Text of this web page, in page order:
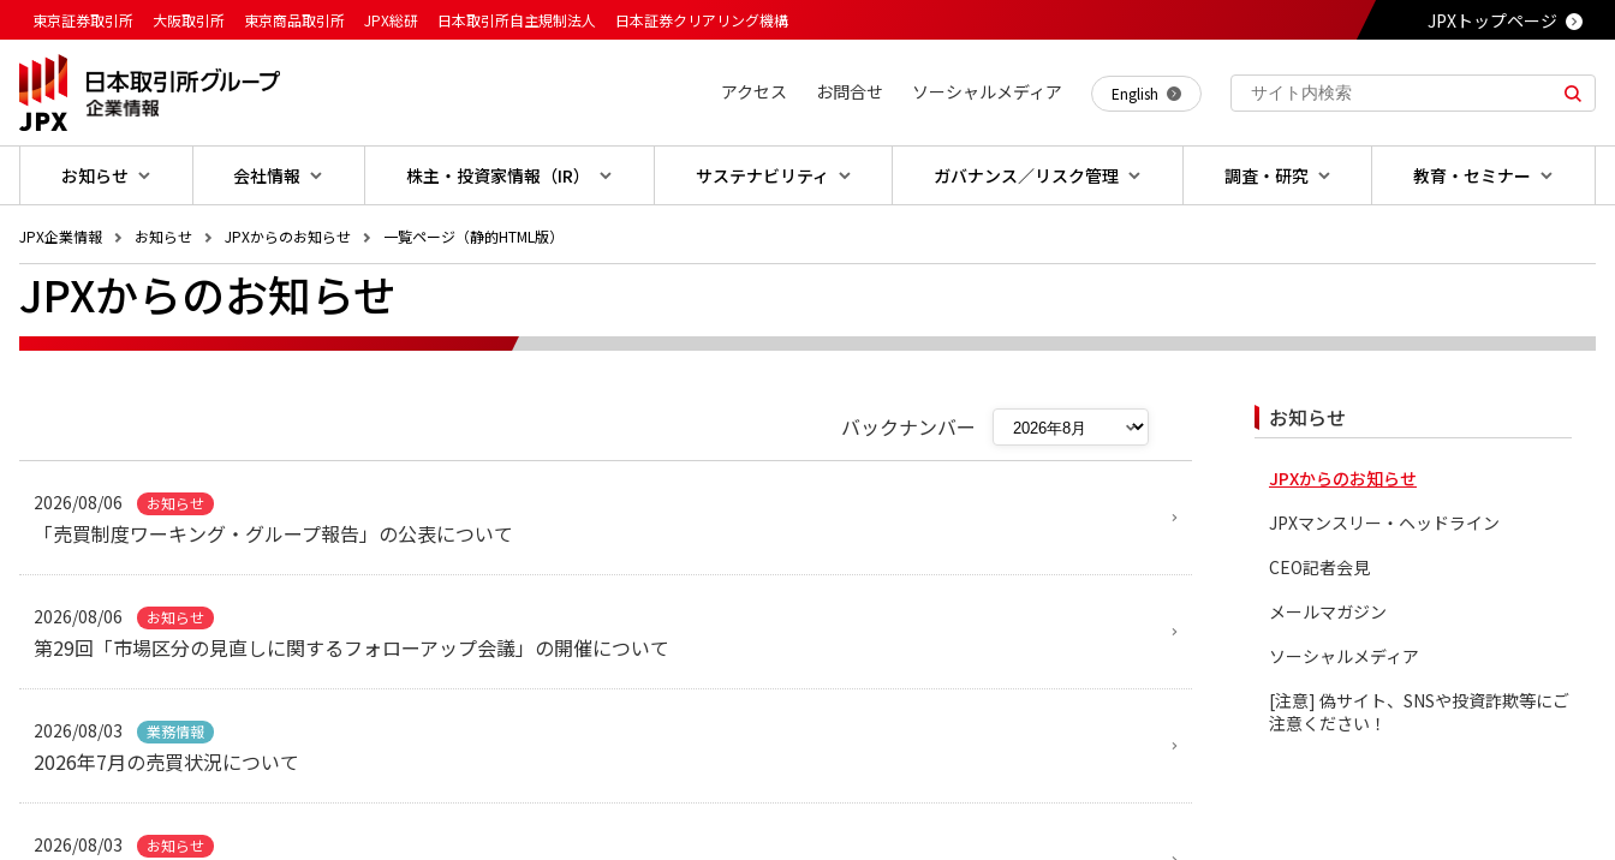
東京証券取引所 大阪取引所 東京商品取引所 JPX総研 日本取引所自主規制法人 日本証券クリアリング機構 JPXトップページ
お知らせ 会社情報 株主・投資家情報（IR） サステナビリティ ガバナンス／リスク管理 調査・研究 教育・セミナー
アクセス お問合せ ソーシャルメディア English
JPX企業情報 お知らせ JPXからのお知らせ 一覧ページ（静的HTML版）
JPXからのお知らせ
バックナンバー
2026/08/06 お知らせ
「売買制度ワーキング・グループ報告」の公表について
2026/08/06 お知らせ
第29回「市場区分の見直しに関するフォローアップ会議」の開催について
2026/08/03 業務情報
2026年7月の売買状況について
2026/08/03 お知らせ
お知らせ
JPXからのお知らせ
JPXマンスリー・ヘッドライン
CEO記者会見
メールマガジン
ソーシャルメディア
[注意] 偽サイト、SNSや投資詐欺等にご
注意ください！